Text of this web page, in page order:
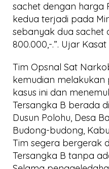
sachet dengan harga
kedua terjadi pada
sebanyak dua sachet
800.000,-.”. Ujar
Tim Opsnal Sat
kemudian
kasus ini dan
Tersangka B berada
Dusun Polohu, Desa
Budong-budong,
Tim segera bergerak
Tersangka B tanpa